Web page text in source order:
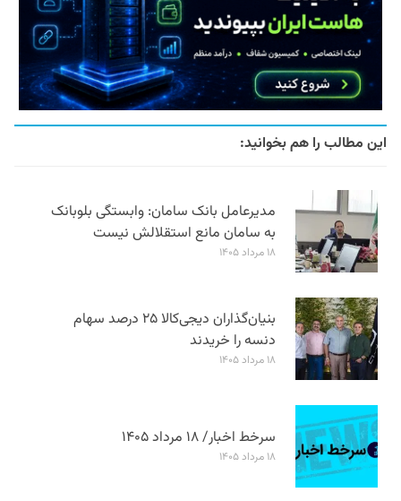
این مطالب را هم بخوانید:
مدیرعامل بانک سامان: وابستگی بلوبانک
به سامان مانع استقلالش نیست
۱۸ مرداد ۱۴۰۵
بنیان‌گذاران دیجی‌کالا ۲۵ درصد سهام
دنسه را خریدند
۱۸ مرداد ۱۴۰۵
سرخط اخبار/ ۱۸ مرداد ۱۴۰۵
۱۸ مرداد ۱۴۰۵